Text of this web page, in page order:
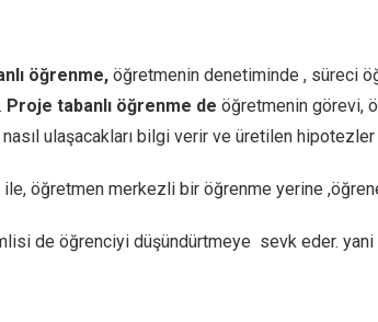
öğrenme, öğretmenin denetiminde , süreci
Proje tabanlı öğrenme de öğretmenin görevi,
ulaşacakları bilgi verir ve üretilen
ile, öğretmen merkezli bir öğrenme yerine
de öğrenciyi düşündürtmeye sevk eder. yani